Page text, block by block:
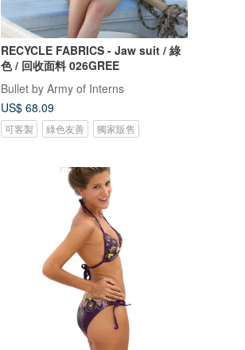
RECYCLE FABRICS - Jaw suit / 綠
色 / 回收面料 026GREE
Bullet by Army of Interns
US$ 68.09
可客製 綠色友善 獨家販售